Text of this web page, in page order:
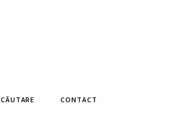
CĂUTARE CONTACT